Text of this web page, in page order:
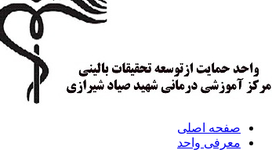
صفحه اصلی
معرفی واحد